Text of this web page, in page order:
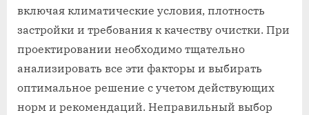
включая климатические условия, плотность
застройки и требования к качеству очистки. При
проектировании необходимо тщательно
анализировать все эти факторы и выбирать
оптимальное решение с учетом действующих
норм и рекомендаций. Неправильный выбор